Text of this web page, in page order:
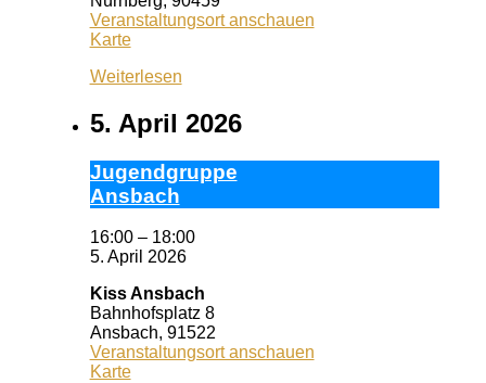
Veranstaltungsort anschauen
KartePizzeria
Weiterlesen
5. April 2026
Ju­gend­grup­pe
Ans­bach
16:00 – 18:00
5. April 2026
Kiss Ansbach
Bahnhofsplatz 8
Ansbach, 91522
Veranstaltungsort anschauen
KarteKiss